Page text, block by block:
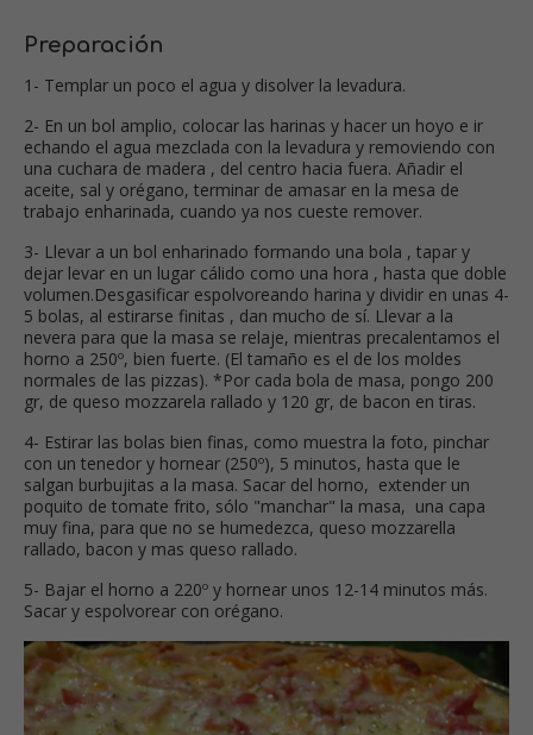
Preparación
1- Templar un poco el agua y disolver la levadura.
2- En un bol amplio, colocar las harinas y hacer un hoyo e ir
echando el agua mezclada con la levadura y removiendo con
una cuchara de madera , del centro hacia fuera. Añadir el
aceite, sal y orégano, terminar de amasar en la mesa de
trabajo enharinada, cuando ya nos cueste remover.
3- Llevar a un bol enharinado formando una bola , tapar y
dejar levar en un lugar cálido como una hora , hasta que doble
volumen.Desgasificar espolvoreando harina y dividir en unas 4-
5 bolas, al estirarse finitas , dan mucho de sí. Llevar a la
nevera para que la masa se relaje, mientras precalentamos el
horno a 250º, bien fuerte. (El tamaño es el de los moldes
normales de las pizzas). *Por cada bola de masa, pongo 200
gr, de queso mozzarela rallado y 120 gr, de bacon en tiras.
4- Estirar las bolas bien finas, como muestra la foto, pinchar
con un tenedor y hornear (250º), 5 minutos, hasta que le
salgan burbujitas a la masa. Sacar del horno, extender un
poquito de tomate frito, sólo "manchar" la masa, una capa
muy fina, para que no se humedezca, queso mozzarella
rallado, bacon y mas queso rallado.
5- Bajar el horno a 220º y hornear unos 12-14 minutos más.
Sacar y espolvorear con orégano.